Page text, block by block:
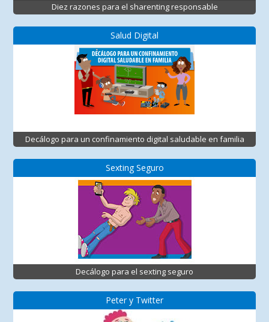
Diez razones para el sharenting responsable
Salud Digital
Decálogo para un confinamiento digital saludable en familia
Sexting Seguro
Decálogo para el sexting seguro
Peter y Twitter